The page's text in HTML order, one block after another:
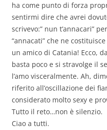
ha come punto di forza
sentirmi dire che avrei
scrivevo:” nun t’annacari”
“annacati” che ne
un amico di Catania! Ecco,
basta poco e si stravolge il
l’amo visceralmente. Ah,
riferito all’oscillazione dei
considerato molto sexy e
Tutto il reto…non è silenzio.
Ciao a tutti.